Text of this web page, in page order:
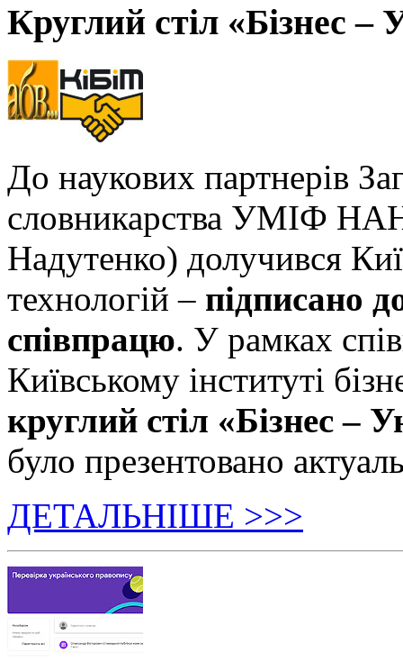
Круглий стіл «Бізнес –
До наукових партнерів
словникарства УМІФ
Надутенко) долучився
технологій – підписано
співпрацю. У рамках
Київському інституті
круглий стіл «Бізнес –
було презентовано
ДЕТАЛЬНІШЕ >>>